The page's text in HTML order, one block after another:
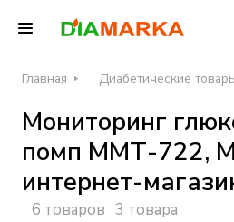
Главная Диабетические
Мониторинг
помп ММТ-722,
интернет-
6 товаров 3 товара